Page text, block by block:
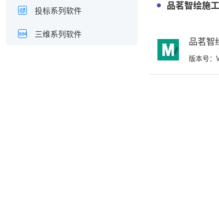
投标系列软件
三维系列软件
品茗智绘施
品茗智
版本号：